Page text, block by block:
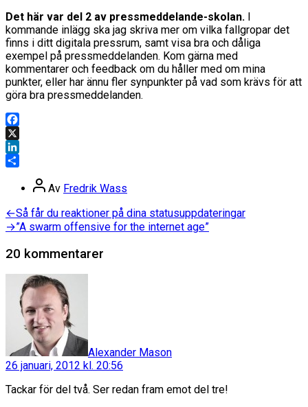
Det här var del 2 av pressmeddelande-skolan. I
kommande inlägg ska jag skriva mer om vilka fallgropar det
finns i ditt digitala pressrum, samt visa bra och dåliga
exempel på pressmeddelanden. Kom gärna med
kommentarer och feedback om du håller med om mina
punkter, eller har ännu fler synpunkter på vad som krävs för att
göra bra pressmeddelanden.
Facebook
X
LinkedIn
Inläggsförfattare
Av Fredrik Wass
Inläggsnavigering
←Föregående
inlägg:
Så får du reaktioner på dina statusuppdateringar
→Nästa
”A swarm offensive for the internet age”
20 kommentarer
Alexander Mason
26 januari, 2012 kl. 20:56
Tackar för del två. Ser redan fram emot del tre!